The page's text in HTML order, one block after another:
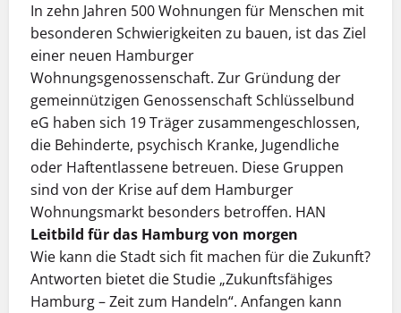
In zehn Jahren 500 Wohnungen für Menschen mit
besonderen Schwierigkeiten zu bauen, ist das Ziel
einer neuen Ham­burger
Wohnungsgenossenschaft. Zur Gründung der
gemein­nützi­gen Genossenschaft Schlüsselbund
eG haben sich 19 Träger zusammengeschlossen,
die Behinderte, psychisch Kranke, Jugendliche
oder Haftentlassene betreuen. Diese Gruppen
sind von der Krise auf dem Hamburger
Wohnungs­markt besonders betroffen. HAN
Leitbild für das Hamburg von morgen
Wie kann die Stadt sich fit machen für die Zukunft?
Antworten bietet die Studie „Zukunftsfähiges
Hamburg – Zeit zum Handeln“. Anfangen kann